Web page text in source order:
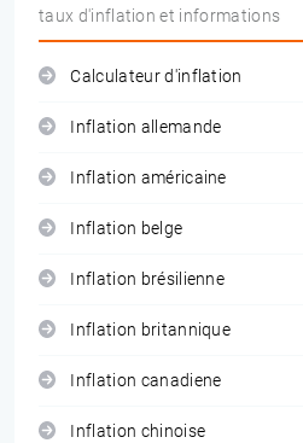
taux d'inflation et informations
Calculateur d'inflation
Inflation allemande
Inflation américaine
Inflation belge
Inflation brésilienne
Inflation britannique
Inflation canadiene
Inflation chinoise